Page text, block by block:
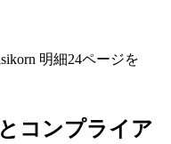
明細24ページを
コンプライア